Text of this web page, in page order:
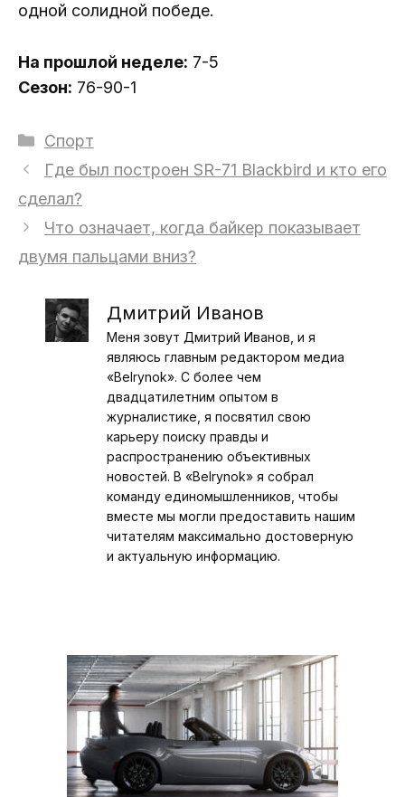
одной солидной победе.
На прошлой неделе: 7-5
Сезон: 76-90-1
Рубрики
Спорт
Где был построен SR-71 Blackbird и кто его
сделал?
Что означает, когда байкер показывает
двумя пальцами вниз?
Дмитрий Иванов
Меня зовут Дмитрий Иванов, и я
являюсь главным редактором медиа
«Belrynok». С более чем
двадцатилетним опытом в
журналистике, я посвятил свою
карьеру поиску правды и
распространению объективных
новостей. В «Belrynok» я собрал
команду единомышленников, чтобы
вместе мы могли предоставить нашим
читателям максимально достоверную
и актуальную информацию.